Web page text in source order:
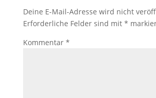
Deine E-Mail-Adresse wird nicht
Erforderliche Felder sind mit *
Kommentar *